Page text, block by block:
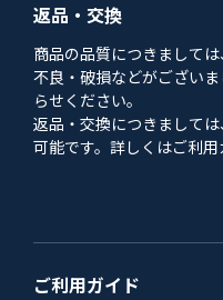
返品・交換
商品の品質につきまして
不良・破損などがござい
らせください。
返品・交換につきまして
可能です。詳しくはご利用
ご利用ガイド